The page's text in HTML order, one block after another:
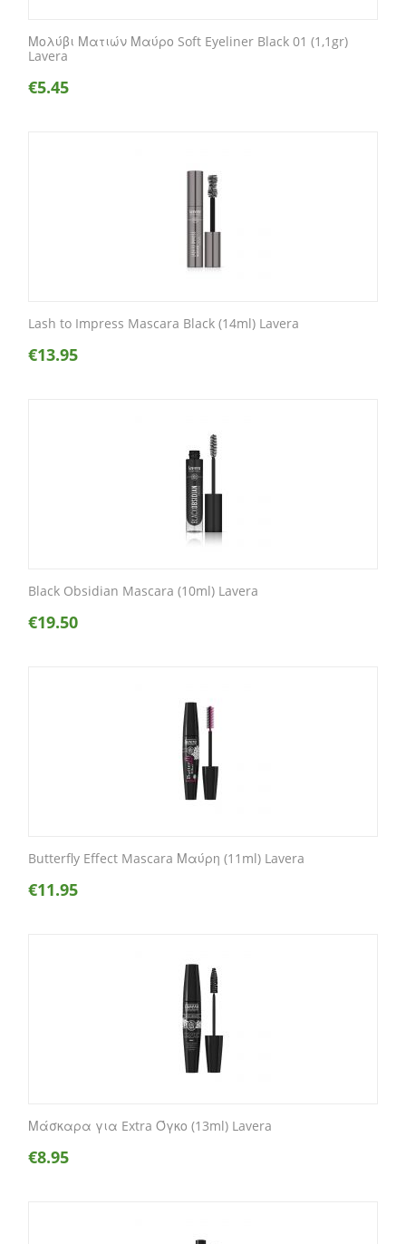
Μολύβι Ματιών Μαύρο Soft Eyeliner Black 01 (1,1gr)
Lavera
€5.45
Lash to Impress Mascara Black (14ml) Lavera
€13.95
Black Obsidian Mascara (10ml) Lavera
€19.50
Butterfly Effect Mascara Μαύρη (11ml) Lavera
€11.95
Μάσκαρα για Extra Όγκο (13ml) Lavera
€8.95